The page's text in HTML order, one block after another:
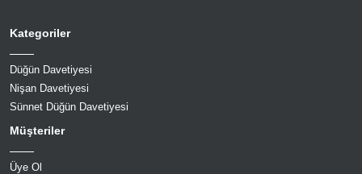
Kategoriler
Düğün Davetiyesi
Nişan Davetiyesi
Sünnet Düğün Davetiyesi
Müşteriler
Üye Ol